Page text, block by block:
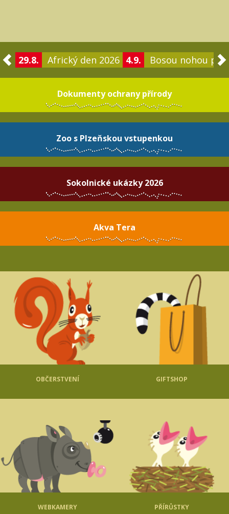
29.8. Africký den 2026 4.9. Bosou nohou po
Dokumenty ochrany přírody
Zoo s Plzeňskou vstupenkou
Sokolnické ukázky 2026
Akva Tera
OBČERSTVENÍ GIFTSHOP
WEBKAMERY PŘÍRŮSTKY